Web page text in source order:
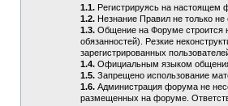
1.1.Регистрируясь на настоящем
1.2.Незнание Правил не только не
1.3.Общение на Форуме строится
обязанностей). Резкие
зарегистрированных
1.4.Официальным языком общения
1.5.Запрещено использование
1.6. Администрация форума не
размещенных на форуме.